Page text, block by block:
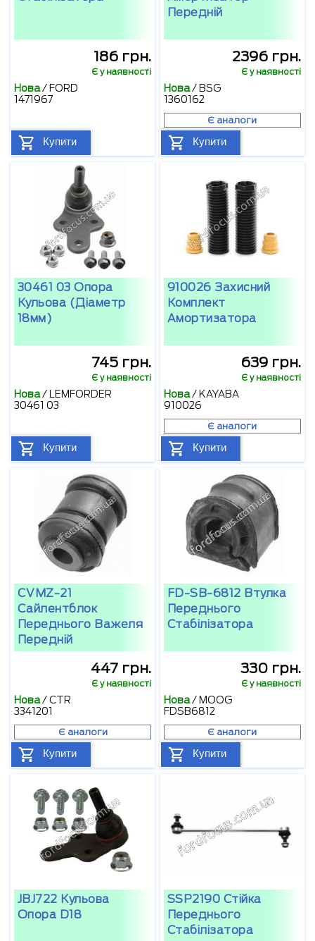
186 грн.
Є у наявності
Нова/ FORD
1471967
Купити
Передній
2396 грн.
Є у наявності
Нова/ BSG
1360162
Є аналоги
Купити
30461 03 Опора
Кульова (діаметр
18мм)
745 грн.
Є у наявності
Нова/
LEMFORDER
30461 03
Купити
910026 Захисний
Комплект
Амортизатора
639 грн.
Є у наявності
Нова/ KAYABA
910026
Є аналоги
Купити
CVMZ-21
Сайлентблок
Переднього Важеля
Передній
447 грн.
Є у наявності
Нова/CTR
3341201
Є аналоги
Купити
FD-SB-6812 Втулка
Переднього
Стабілізатора
330 грн.
Є у наявності
Нова/ MOOG
FDSB6812
Є аналоги
Купити
JBJ722 Кульова
Опора D18
SSP2190 Стійка
Переднього
Стабілізатора